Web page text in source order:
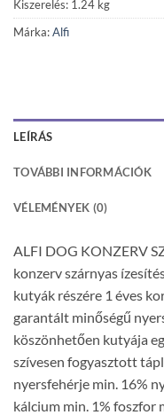
Kiszerelés: 1.24 kg
Márka:Alfi
LEÍRÁS
TOVÁBBI INFORMÁCIÓK
VÉLEMÉNYEK (0)
ALFI DOG KONZERV
konzerv szárnyas
kutyák részére 1 éves
garantált minőségű
köszönhetően kutyája
szívesen fogyasztott
nyersfehérje min. 16%
kálcium min. 1% foszfor